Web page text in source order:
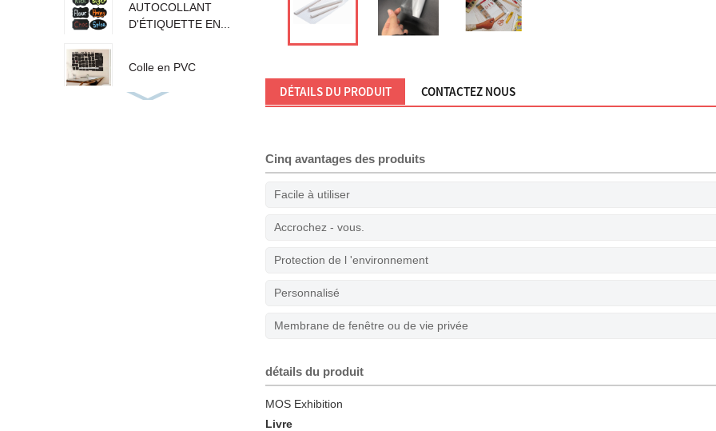
AUTOCOLLANT
D'ÉTIQUETTE EN...
Colle en PVC
DÉTAILS DU PRODUIT CONTACTEZ NOUS
Cinq avantages des produits
Facile à utiliser
Accrochez - vous.
Protection de l 'environnement
Personnalisé
Membrane de fenêtre ou de vie privée
détails du produit
MOS Exhibition
Livre